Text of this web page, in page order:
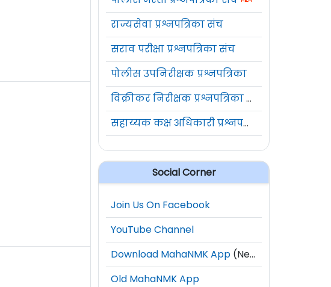
राज्यसेवा प्रश्नपत्रिका संच
सराव परीक्षा प्रश्नपत्रिका संच
पोलीस उपनिरीक्षक प्रश्नपत्रिका
विक्रीकर निरीक्षक प्रश्नपत्रिका संच
सहाय्यक कक्ष अधिकारी प्रश्नपत्रिका संच
Social Corner
Join Us On Facebook
YouTube Channel
Download MahaNMK App (New)
Old MahaNMK App